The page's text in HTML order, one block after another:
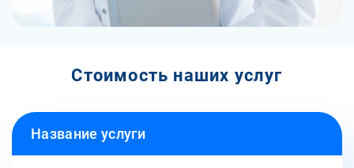
Стоимость наших услуг
Название услуги